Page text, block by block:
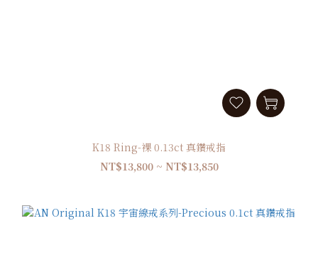
K18 Ring-裸 0.13ct 真鑽戒指
NT$13,800 ~ NT$13,850